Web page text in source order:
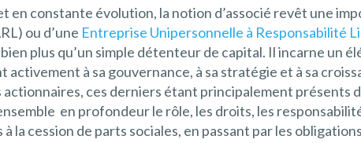
en constante évolution, la notion d’associé revêt une
ou d’une Entreprise Unipersonnelle à Responsabilité
plus qu’un simple détenteur de capital. Il incarne un
à sa gouvernance, à sa stratégie et à sa
ces derniers étant principalement présents
en profondeur le rôle, les droits, les
la cession de parts sociales, en passant par les